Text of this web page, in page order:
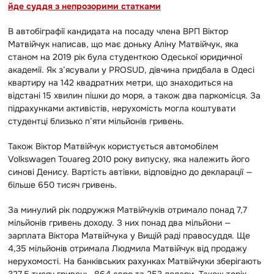
йде суддя з непрозорими статками
В автобіграфії кандидата на посаду члена ВРП Віктор
Матвійчук написав, що має доньку Аліну Матвійчук, яка
станом на 2019 рік була студенткою Одеської юридичної
академії. Як з’ясували у PROSUD, дівчина придбала в Одесі
квартиру на 142 квадратних метри, що знаходиться на
відстані 15 хвилин пішки до моря, а також два паркомісця. За
підрахунками активістів, нерухомість могла коштувати
студентці близько п’яти мільйонів гривень.
Також Віктор Матвійчук користується автомобілем
Volkswagen Touareg 2010 року випуску, яка належить його
синові Денису. Вартість автівки, відповідно до декларації —
більше 650 тисяч гривень.
За минулий рік подружжя Матвійчуків отримало понад 7,7
мільйонів гривень доходу. З них понад два мільйони —
зарплата Віктора Матвійчука у Вищій раді правосуддя. Ще
4,35 мільйонів отримала Людмила Матвійчук від продажу
нерухомості. На банківських рахунках Матвійчуки зберігають